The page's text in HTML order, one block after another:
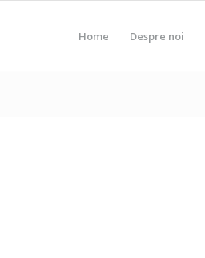
Home Despre noi